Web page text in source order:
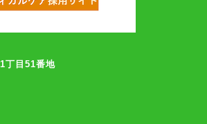
丁目51番地